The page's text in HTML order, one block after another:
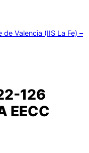
Valencia (IIS La Fe) –
126
EECC